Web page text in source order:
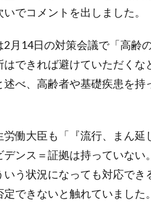
でコメントを出しました。
月14日の対策会議で「高齢
はできれば避けていただく
述べ、高齢者や基礎疾患を
労働大臣も「『流行、まん
デンス＝証拠は持っていな
う状況になっても対応でき
できないと触れていました。